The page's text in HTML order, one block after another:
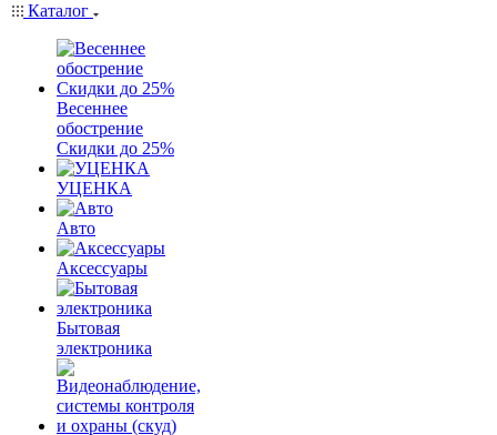
Каталог
Весеннее
обострение
Скидки до 25%
УЦЕНКА
Авто
Аксессуары
Бытовая
электроника